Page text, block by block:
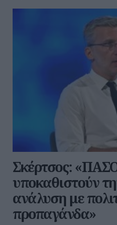
Σκέρτσος:
υποκαθιστούν
ανάλυση με
προπαγάνδα»